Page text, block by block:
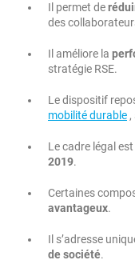
Il permet de
des
Il améliore la
stratégie RSE.
Le dispositif
mobilité durable ,
Le cadre légal
2019.
Certaines
avantageux.
Il s’adresse
de société.